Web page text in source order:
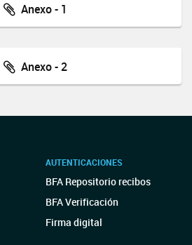
Anexo - 1
Anexo - 2
AUTENTICACIONES
BFA Repositorio recibos
BFA Verificación
Firma digital